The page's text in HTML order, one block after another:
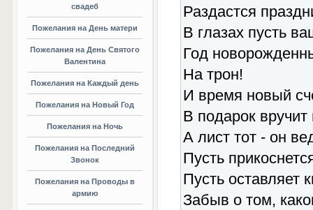
свадеб
Пожелания на День матери
Пожелания на День Святого
Валентина
Пожелания на Каждый день
Пожелания на Новый Год
Пожелания на Ночь
Пожелания на Последний
Звонок
Пожелания на Проводы в
армию
Раздастся
В глазах пусть
Год
На трон!
И время новый
В подарок вручит
А лист тот - он
Пусть
Пусть оставляет
Забыв о том,